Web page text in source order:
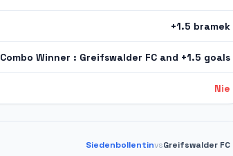
+1.5 bramek
Combo Winner : Greifswalder FC and +1.5 goals
Nie
SiedenbollentinvsGreifswalder FC